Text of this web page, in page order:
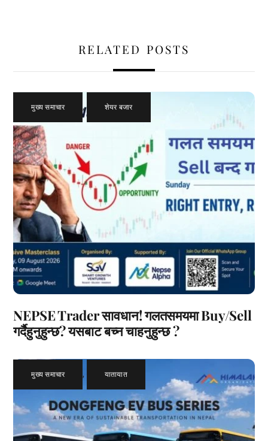
RELATED POSTS
मुख्य समाचार , शेयर बजार
NEPSE Trader सावधान! गलतसमयमा Buy/Sell
गर्दैहुनुहुन्छ? यसबाट बच्न चाहनुहुन्छ ?
मुख्य समाचार , यातायात